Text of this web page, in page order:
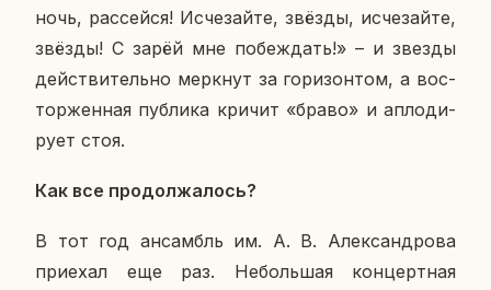
ночь, рас­сей­ся! Ис­че­зай­те, звёзды, ис­че­зай­те,
звёзды! С зарёй мне по­беж­дать!» – и звезды
дей­стви­тель­но мерк­нут за го­ри­зон­том, а вос­
тор­жен­ная пуб­ли­ка кричит «браво» и ап­ло­ди­
ру­ет стоя.
Как все про­дол­жа­лось?
В тот год ан­самбль им. А. В. Алек­сан­дро­ва
при­е­хал еще раз. Неболь­шая кон­церт­ная